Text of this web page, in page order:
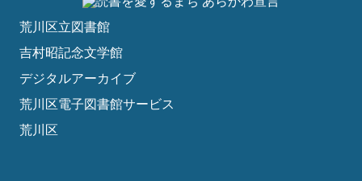
荒川区立図書館
吉村昭記念文学館
デジタルアーカイブ
荒川区電子図書館サービス
荒川区